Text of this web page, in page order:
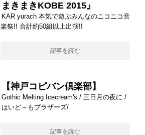
まきまきKOBE 2015』
KAR yurach 本気で遊ぶみんなのニコニコ音
楽祭!! 合計約50組以上出演!!
記事を読む
【神戸コピバン倶楽部】
Gothic Melting Icecream's / 三日月の夜に /
はいど～もブラザーズ/
記事を読む